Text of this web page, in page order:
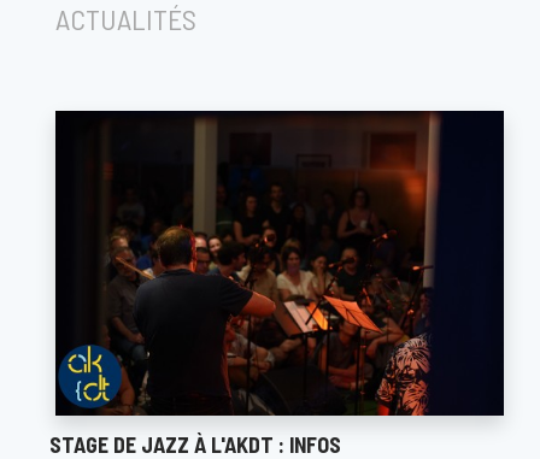
ACTUALITÉS
STAGE DE JAZZ À L'AKDT : INFOS